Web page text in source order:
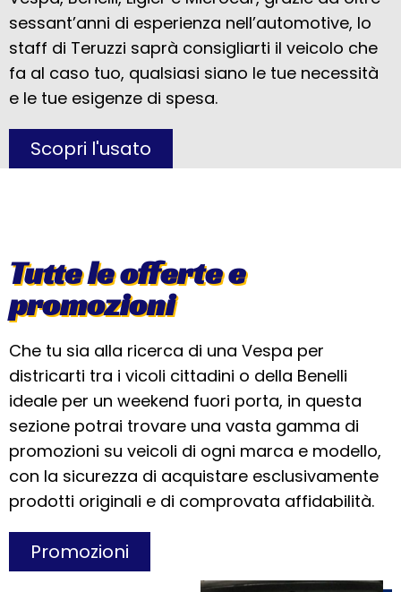
sessant’anni di esperienza nell’automotive, lo
staff di Teruzzi saprà consigliarti il veicolo che
fa al caso tuo, qualsiasi siano le tue necessità
e le tue esigenze di spesa.
Scopri l'usato
Tutte le offerte e
promozioni
Che tu sia alla ricerca di una Vespa per
districarti tra i vicoli cittadini o della Benelli
ideale per un weekend fuori porta, in questa
sezione potrai trovare una vasta gamma di
promozioni su veicoli di ogni marca e modello,
con la sicurezza di acquistare esclusivamente
prodotti originali e di comprovata affidabilità.
Promozioni